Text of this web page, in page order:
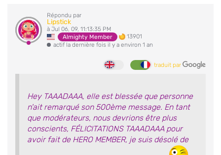
Répondu par
Lipstick
à Jul 06, 09, 11:13:35 PM
Almighty Member
13901
actif la dernière fois il y a environ 1 an
traduit par
Hey TAAADAAA, elle est blessée que personne
n'ait remarqué son 500ème message. En tant
que modérateurs, nous devrions être plus
conscients, FÉLICITATIONS TAAADAAA pour
avoir fait de HERO MEMBER, je suis désolé de